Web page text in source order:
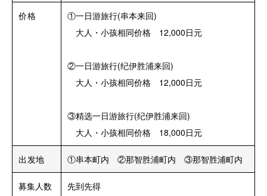
价格
①一日游旅行(串本来回)
大人・小孩相同价格 12,000日元
②一日游旅行(纪伊胜浦来回)
大人・小孩相同价格 12,000日元
③精选一日游旅行(纪伊胜浦来回)
大人・小孩相同价格 18,000日元
出发地 ①串本町内 ②那智胜浦町内 ③那智胜浦町内
募集人数
先到先得